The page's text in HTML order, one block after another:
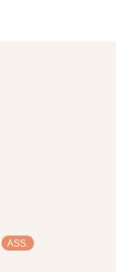
ASS.